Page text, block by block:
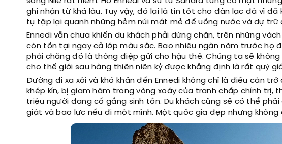
ghi nhận từ khá lâu. Tuy vậy, đó lại là tin tốt cho đàn lạc đà vì
tụ tập lại quanh những hẻm núi mát mẻ để uống nước và dự trữ
Ennedi vẫn chưa khiến du khách phải dừng chân, trên những
còn tồn tại ngay cả lớp màu sắc. Bao nhiêu ngàn năm trước họ
phải chăng đó là thông điệp gửi cho hậu thế. Chúng ta sẽ
cho thế giới sau hàng thiên niên kỷ được khẳng định là rất quý
Đường đi xa xôi và khó khăn đến Ennedi không chỉ là điều cản
khép kín, bị giam hãm trong vòng xoáy của tranh chấp chính trị,
triệu người đang cố gắng sinh tồn. Du khách cũng sẽ có thể
giật và bao lực nếu đi một mình. Một quốc gia đẹp nhưng không